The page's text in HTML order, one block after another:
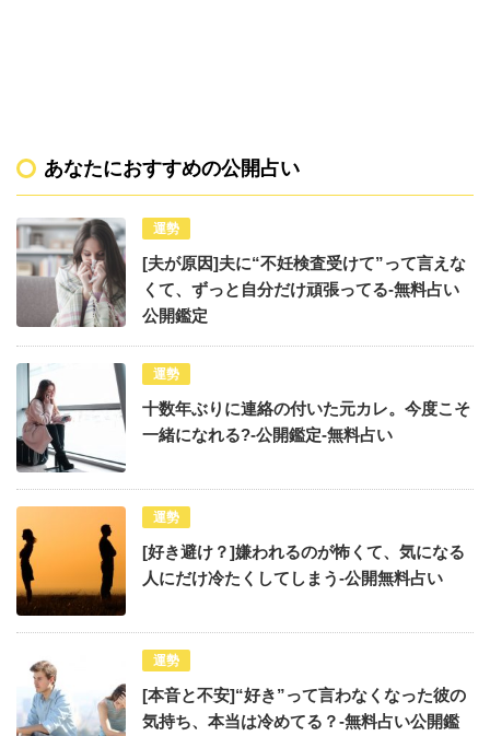
あなたにおすすめの公開占い
運勢
[夫が原因]夫に“不妊検査受けて”って言えな
くて、ずっと自分だけ頑張ってる-無料占い
公開鑑定
運勢
十数年ぶりに連絡の付いた元カレ。今度こそ
一緒になれる?-公開鑑定-無料占い
運勢
[好き避け？]嫌われるのが怖くて、気になる
人にだけ冷たくしてしまう-公開無料占い
運勢
[本音と不安]“好き”って言わなくなった彼の
気持ち、本当は冷めてる？-無料占い公開鑑